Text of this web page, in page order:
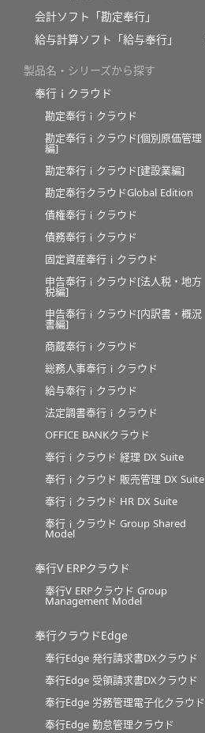
会計ソフト「勘定奉行」
給与計算ソフト「給与奉行」
製品名・シリーズから探す
奉行ｉクラウド
勘定奉行ｉクラウド
勘定奉行ｉクラウド[個別原価管理
編]
勘定奉行ｉクラウド[建設業編]
勘定奉行クラウドGlobal Edition
債権奉行ｉクラウド
債務奉行ｉクラウド
固定資産奉行ｉクラウド
申告奉行ｉクラウド[法人税・地方
税編]
申告奉行ｉクラウド[内訳書・概況
書編]
商蔵奉行ｉクラウド
総務人事奉行ｉクラウド
給与奉行ｉクラウド
法定調書奉行ｉクラウド
OFFICE BANKクラウド
奉行ｉクラウド 経理 DX Suite
奉行ｉクラウド 販売管理 DX Suite
奉行ｉクラウド HR DX Suite
奉行ｉクラウド Group Shared
Model
奉行V ERPクラウド
奉行V ERPクラウド Group
Management Model
奉行クラウドEdge
奉行Edge 発行請求書DXクラウド
奉行Edge 受領請求書DXクラウド
奉行Edge 労務管理電子化クラウド
奉行Edge 勤怠管理クラウド